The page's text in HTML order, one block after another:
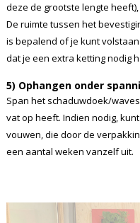
deze de grootste lengte
De ruimte tussen het
is bepalend of je kunt
dat je een extra ketting nodig
5) Ophangen onder
Span het schaduwdoek/
vat op heeft. Indien nodig,
vouwen, die door de
een aantal weken vanzelf uit.